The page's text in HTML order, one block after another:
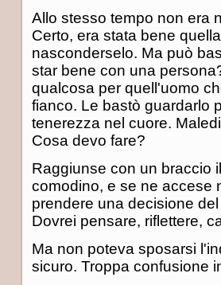
Allo stesso tempo non era
Certo, era stata bene
nasconderselo. Ma può
star bene con una
qualcosa per quell'uomo
fianco. Le bastò guardarlo
tenerezza nel cuore.
Cosa devo fare?
Raggiunse con un braccio
comodino, e se ne accese
prendere una decisione
Dovrei pensare, riflettere,
Ma non poteva sposarsi
sicuro. Troppa confusione